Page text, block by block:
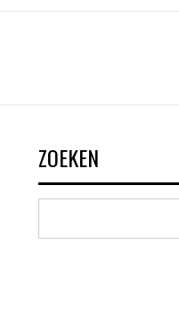
ZOEKEN